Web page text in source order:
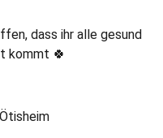
dass ihr alle gesund
kommt 🍀